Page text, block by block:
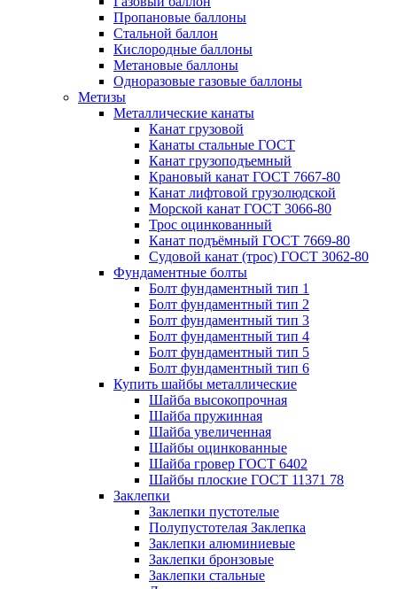
Пропановые баллоны
Стальной баллон
Кислородные баллоны
Метановые баллоны
Одноразовые газовые баллоны
Метизы
Металлические канаты
Канат грузовой
Канаты стальные ГОСТ
Канат грузоподъемный
Крановый канат ГОСТ 7667-80
Канат лифтовой грузолюдской
Морской канат ГОСТ 3066-80
Трос оцинкованный
Канат подъёмный ГОСТ 7669-80
Судовой канат (трос) ГОСТ 3062-80
Фундаментные болты
Болт фундаментный тип 1
Болт фундаментный тип 2
Болт фундаментный тип 3
Болт фундаментный тип 4
Болт фундаментный тип 5
Болт фундаментный тип 6
Купить шайбы металлические
Шайба высокопрочная
Шайба пружинная
Шайба увеличенная
Шайбы оцинкованные
Шайба гровер ГОСТ 6402
Шайбы плоские ГОСТ 11371 78
Заклепки
Заклепки пустотелые
Полупустотелая Заклепка
Заклепки алюминиевые
Заклепки бронзовые
Заклепки стальные